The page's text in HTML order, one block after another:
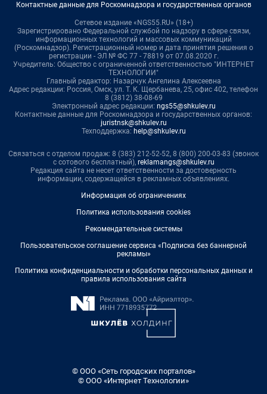
Контактные данные для Роскомнадзора и государственных органов
Сетевое издание «NGS55.RU» (18+)
Зарегистрировано Федеральной службой по надзору в сфере связи,
информационных технологий и массовых коммуникаций
(Роскомнадзор). Регистрационный номер и дата принятия решения о
регистрации - ЭЛ № ФС 77 - 78819 от 07.08.2020 г.
Учредитель: Общество с ограниченной ответственностью "ИНТЕРНЕТ
ТЕХНОЛОГИИ"
Главный редактор: Назарчук Ангелина Алексеевна
Адрес редакции: Россия, Омск, ул. Т. К. Щербанева, 25, офис 402, телефон
8 (3812) 38-08-69
Электронный адрес редакции: ngs55@shkulev.ru
Контактные данные для Роскомнадзора и государственных органов:
juristnsk@shkulev.ru
Техподдержка: help@shkulev.ru
Связаться с отделом продаж: 8 (383) 212-52-52, 8 (800) 200-03-83 (звонок
с сотового бесплатный), reklamangs@shkulev.ru
Редакция сайта не несет ответственности за достоверность
информации, содержащейся в рекламных объявлениях.
Информация об ограничениях
Политика использования cookies
Рекомендательные системы
Пользовательское соглашение сервиса «Подписка без баннерной
рекламы»
Политика конфиденциальности и обработки персональных данных и
правила использования сайта
© ООО «Сеть городских порталов»
© ООО «Интернет Технологии»